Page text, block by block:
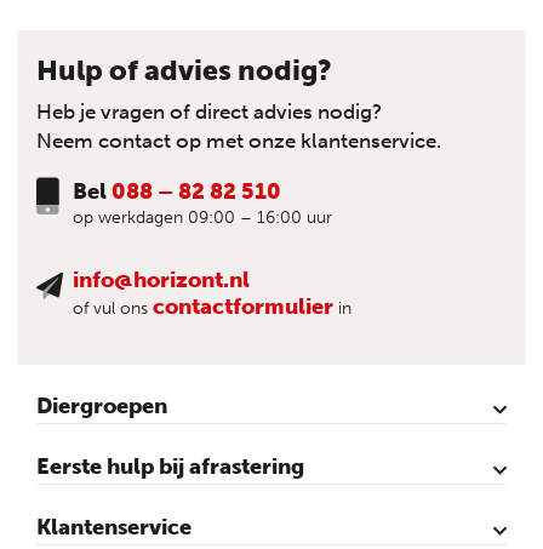
Hulp of advies nodig?
Heb je vragen of direct advies nodig?
Neem contact op met onze klantenservice.
Bel 088 – 82 82 510
op werkdagen 09:00 – 16:00 uur
info@horizont.nl
of vul ons contactformulier in
Diergroepen
Rund
Schaap
Paard
Geit
Pluimvee
Varken
Huisdieren
Reigers
Wolfafweer
Wild / Wildafweer
Eerste hulp bij afrastering
Horizont Animatie-video’s
Horizont Productvideo’s
Horizont afrastering voor dieren
Afraster advies voor rundvee
Afraster advies voor paarden
Afraster advies voor schapen
Afraster advies tegen wolven
Afraster advies schutting/voliére
Afraster advies voor honden
Afraster advies voor katten
Afraster advies voor vijvers
Afraster advies tegen duiven
Agro Aktueel
Klantenservice
Contact
Mijn account
Veilig winkelen
Algemene voorwaarden
Privacy- en cookieverklaring
Disclaimer
Sitemap